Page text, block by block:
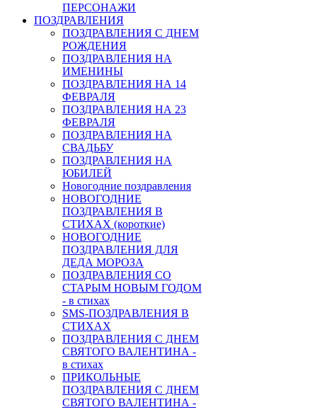
ПЕРСОНАЖИ
ПОЗДРАВЛЕНИЯ
ПОЗДРАВЛЕНИЯ С ДНЕМ
РОЖДЕНИЯ
ПОЗДРАВЛЕНИЯ НА
ИМЕНИНЫ
ПОЗДРАВЛЕНИЯ НА 14
ФЕВРАЛЯ
ПОЗДРАВЛЕНИЯ НА 23
ФЕВРАЛЯ
ПОЗДРАВЛЕНИЯ НА
СВАДЬБУ
ПОЗДРАВЛЕНИЯ НА
ЮБИЛЕЙ
Новогодние поздравления
НОВОГОДНИЕ
ПОЗДРАВЛЕНИЯ В
СТИХАХ (короткие)
НОВОГОДНИЕ
ПОЗДРАВЛЕНИЯ ДЛЯ
ДЕДА МОРОЗА
ПОЗДРАВЛЕНИЯ СО
СТАРЫМ НОВЫМ ГОДОМ
- в стихах
SMS-ПОЗДРАВЛЕНИЯ В
СТИХАХ
ПОЗДРАВЛЕНИЯ С ДНЕМ
СВЯТОГО ВАЛЕНТИНА -
в стихах
ПРИКОЛЬНЫЕ
ПОЗДРАВЛЕНИЯ С ДНЕМ
СВЯТОГО ВАЛЕНТИНА -